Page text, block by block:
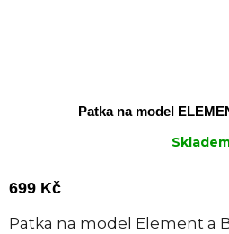
Patka na model
699 Kč
Patka na model Element a